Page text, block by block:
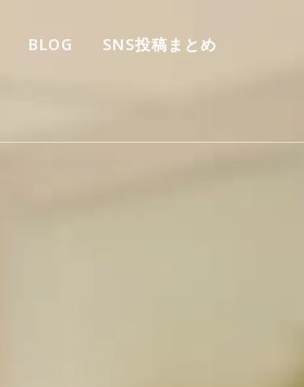
BLOG SNS投稿まとめ